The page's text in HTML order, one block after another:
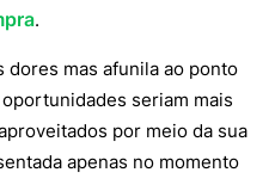
.
dores mas afunila ao ponto
seriam mais
por meio da sua
apenas no momento